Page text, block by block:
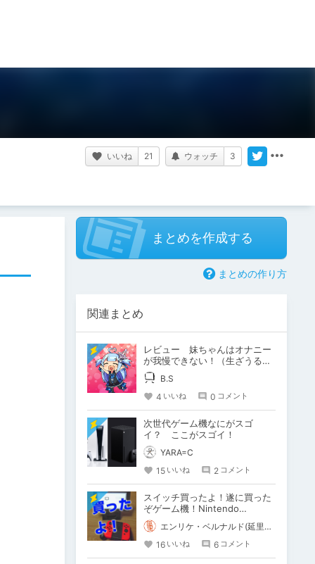
いいね 21 ウォッチ 3
まとめを作成する
まとめの作り方
関連まとめ
レビュー 妹ちゃんはオナニー
が我慢できない！（生ざうる
す 様）
B.S
4 いいね 0 コメント
次世代ゲーム機なにがスゴ
イ？ ここがスゴイ！
YARA=C
15 いいね 2 コメント
スイッチ買ったよ！遂に買った
ぞゲーム機！Nintendo
Switch！
エンリケ・ベルナルド(延里啓介)
16 いいね 6 コメント